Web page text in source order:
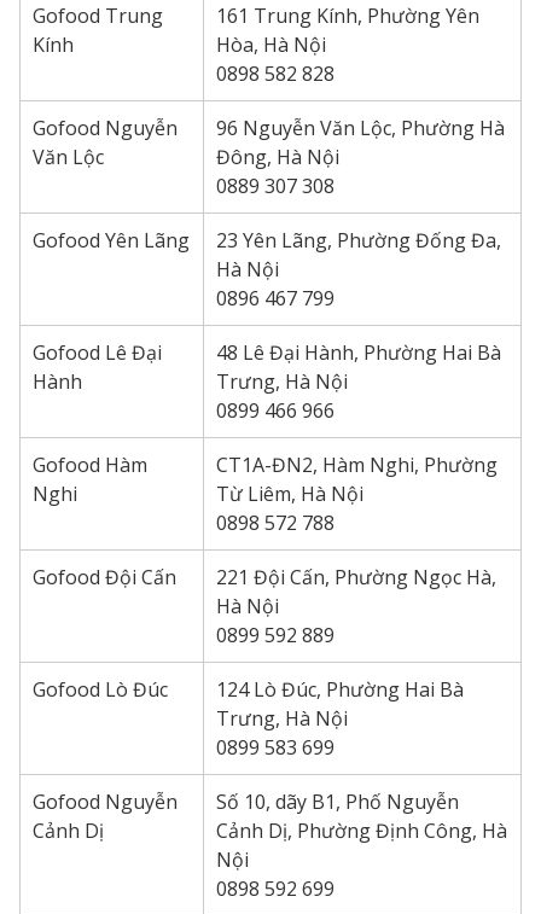
Gofood Trung
Kính
161 Trung Kính, Phường Yên
Hòa, Hà Nội
0898 582 828
Gofood Nguyễn
Văn Lộc
96 Nguyễn Văn Lộc, Phường Hà
Đông, Hà Nội
0889 307 308
Gofood Yên Lãng
23 Yên Lãng, Phường Đống Đa,
Hà Nội
0896 467 799
Gofood Lê Đại
Hành
48 Lê Đại Hành, Phường Hai Bà
Trưng, Hà Nội
0899 466 966
Gofood Hàm
Nghi
CT1A-ĐN2, Hàm Nghi, Phường
Từ Liêm, Hà Nội
0898 572 788
Gofood Đội Cấn
221 Đội Cấn, Phường Ngọc Hà,
Hà Nội
0899 592 889
Gofood Lò Đúc
124 Lò Đúc, Phường Hai Bà
Trưng, Hà Nội
0899 583 699
Gofood Nguyễn
Cảnh Dị
Số 10, dãy B1, Phố Nguyễn
Cảnh Dị, Phường Định Công, Hà
Nội
0898 592 699